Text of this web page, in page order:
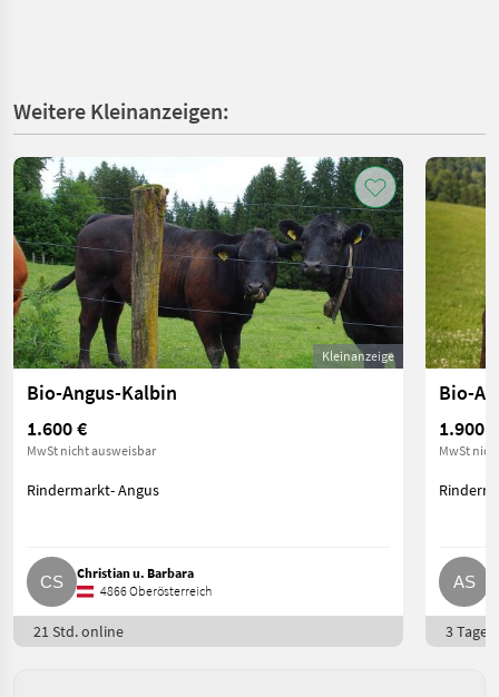
Weitere Kleinanzeigen:
Kleinanzeige
Bio-Angus-Kalbin
1.600 €
MwSt nicht ausweisbar
Rindermarkt- Angus
Christian u. Barbara
4866 Oberösterreich
21 Std. online
1.900 €
MwSt
3 Tage